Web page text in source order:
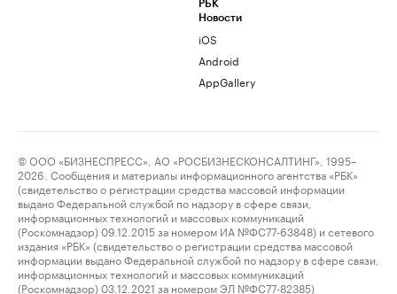
РБК
Новости
iOS
Android
AppGallery
© ООО «БИЗНЕСПРЕСС», АО «РОСБИЗНЕСКОНСАЛТИНГ», 1995–
2026. Сообщения и материалы информационного агентства «РБК»
(свидетельство о регистрации средства массовой информации
выдано Федеральной службой по надзору в сфере связи,
информационных технологий и массовых коммуникаций
(Роскомнадзор) 09.12.2015 за номером ИА №ФС77-63848) и сетевого
издания «РБК» (свидетельство о регистрации средства массовой
информации выдано Федеральной службой по надзору в сфере связи,
информационных технологий и массовых коммуникаций
(Роскомнадзор) 03.12.2021 за номером ЭЛ №ФС77-82385)